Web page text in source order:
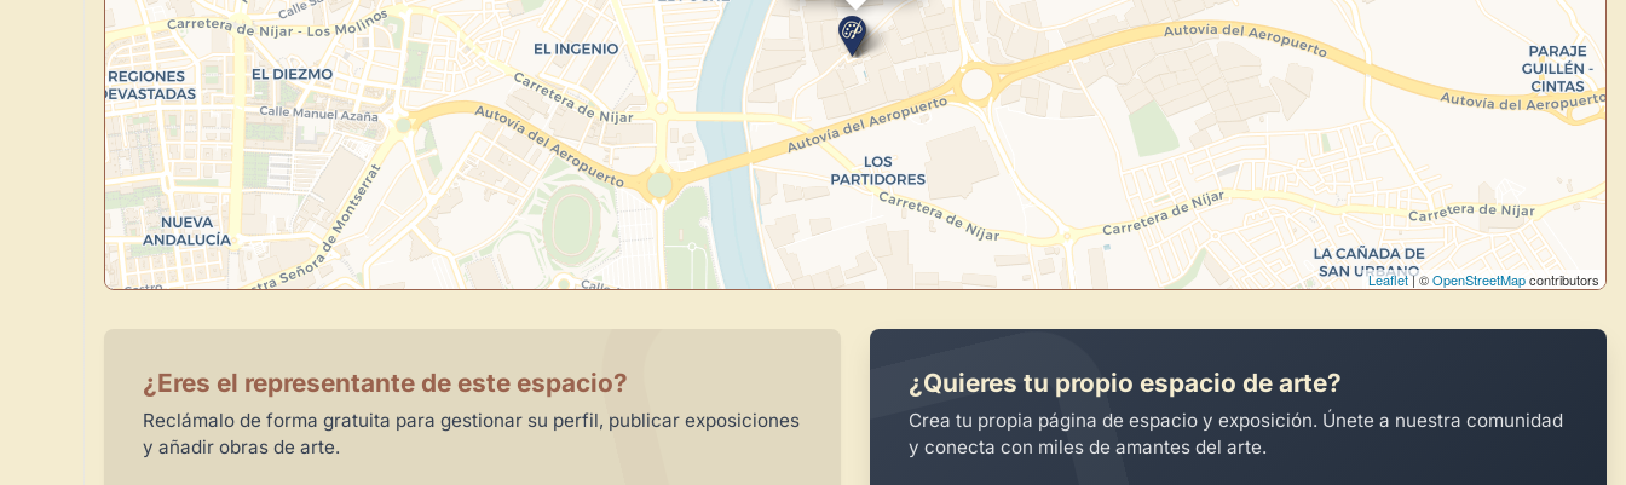
Leaflet| ©OpenStreetMapcontributors
¿Eres el representante de este espacio?
Reclámalo de forma gratuita para gestionar su perfil, publicar exposiciones
y añadir obras de arte.
¿Quieres tu propio espacio de arte?
Crea tu propia página de espacio y exposición. Únete a nuestra comunidad
y conecta con miles de amantes del arte.
Administra tu Espacio de Arte
Crea eventos y noticias
Recibe y responde mensajes
Sigue las visitas de tus obras
Crear cuenta y abrir mi Panel Explorar obras